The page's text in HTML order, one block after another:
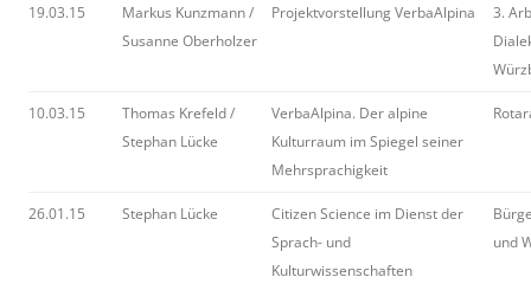
19.03.15
Markus Kunzmann /
Susanne Oberholzer
Projektvorstellung VerbaAlpina
3.
10.03.15
Thomas Krefeld /
Stephan Lücke
VerbaAlpina. Der alpine
Kulturraum im Spiegel seiner
Mehrsprachigkeit
26.01.15 Stephan Lücke
Citizen Science im Dienst der
Sprach- und
Kulturwissenschaften
und